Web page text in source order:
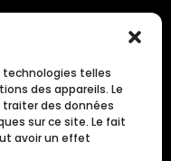
technologies telles
des appareils. Le
des données
sur ce site. Le fait
avoir un effet